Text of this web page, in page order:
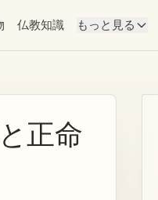
仏教知識 もっと見る
正命